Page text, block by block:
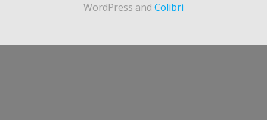
WordPress and Colibri